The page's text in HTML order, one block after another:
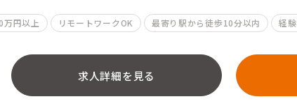
万円以上 リモートワークOK 最寄り駅から徒歩10分以内 経
求人詳細を見る